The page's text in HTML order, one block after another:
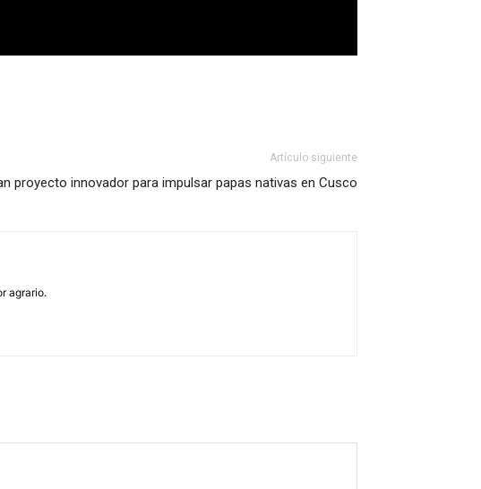
Artículo siguiente
proyecto innovador para impulsar papas nativas en Cusco
agrario.